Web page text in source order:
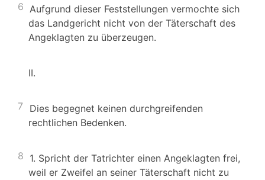
6 Aufgrund dieser Feststellungen vermochte sich
das Landgericht nicht von der Täterschaft des
Angeklagten zu überzeugen.
II.
7
Dies begegnet keinen durchgreifenden
rechtlichen Bedenken.
8 1. Spricht der Tatrichter einen Angeklagten frei,
weil er Zweifel an seiner Täterschaft nicht zu